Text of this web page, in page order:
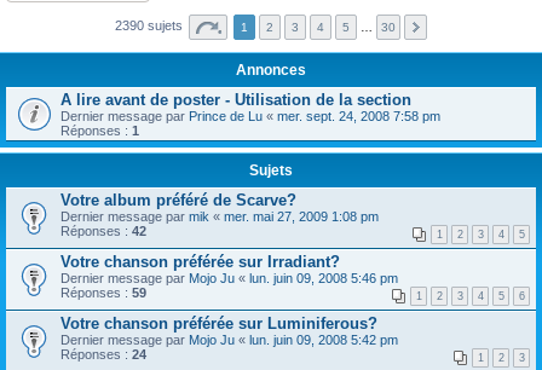
2390 sujets 1 2 3 4 5 30
Annonces
A lire avant de poster - Utilisation de la section
Dernier message par Prince de Lu « mer. sept. 24, 2008 7:58 pm
Réponses : 1
Sujets
Votre album préféré de Scarve?
Dernier message par mik « mer. mai 27, 2009 1:08 pm
Réponses : 42 1 2 3 4 5
Votre chanson préférée sur Irradiant?
Dernier message par Mojo Ju « lun. juin 09, 2008 5:46 pm
Réponses : 59 1 2 3 4 5 6
Votre chanson préférée sur Luminiferous?
Dernier message par Mojo Ju « lun. juin 09, 2008 5:42 pm
Réponses : 24 1 2 3